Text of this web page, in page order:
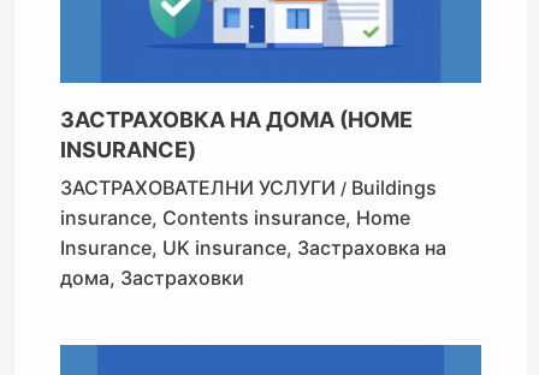
ЗАСТРАХОВКА НА ДОМА (HOME
INSURANCE)
ЗАСТРАХОВАТЕЛНИ УСЛУГИ / Buildings
insurance, Contents insurance, Home
Insurance, UK insurance, Застраховка на
дома, Застраховки